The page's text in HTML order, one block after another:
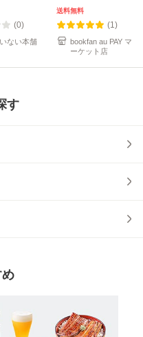
(0)
ない本舗
送料無料
(1)
bookfan au PAY マ
ーケット店
す